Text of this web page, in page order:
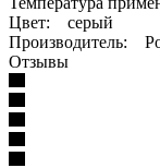
Цвет: серый
Производитель:
Отзывы